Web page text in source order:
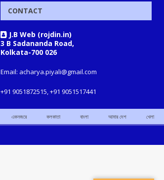
CONTACT
J.B Web (rojdin.in)
3 B Sadananda Road,
Kolkata-700 026
Email: acharya.piyali@gmail.com
+91 9051872515, +91 9051517441
একনজরে কলকাতা বাংলা আমার দেশ খেলা